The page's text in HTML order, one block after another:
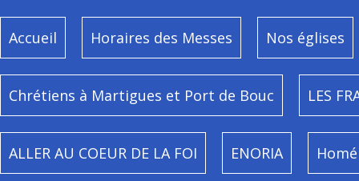
Accueil Horaires des Messes Nos églises
Chrétiens à Martigues et Port de Bouc LES
ALLER AU COEUR DE LA FOI ENORIA